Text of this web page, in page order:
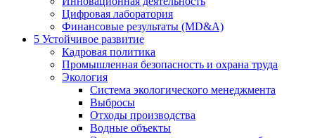
Цифровая лаборатория
Финансовые результаты (MD&A)
5 Устойчивое развитие
Кадровая политика
Промышленная безопасность и охрана труда
Экология
Система экологического менеджмента
Выбросы
Отходы производства
Водные объекты